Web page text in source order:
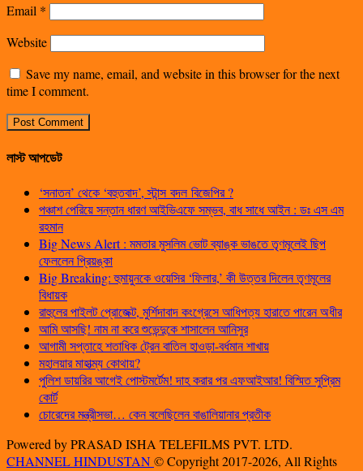
Email *
Website
Save my name, email, and website in this browser for the next
time I comment.
লাস্ট আপডেট
‘সনাতন’ থেকে ‘বহুতবাদ’, স্টান্স বদল বিজেপির ?
পঞ্চাশ পেরিয়ে সন্তান ধারণ আইভিএফে সম্ভব, বাধ সাধে আইন : ডঃ এস এম
রহমান
Big News Alert : মমতার মুসলিম ভোট ব্যাঙ্ক ভাঙতে তৃণমূলেই ছিপ
ফেললেন প্রিয়ঙ্কা
Big Breaking: হুমায়ুনকে ওয়েসির ‘ফিলার,’ কী উত্তর দিলেন তৃণমূলের
বিধায়ক
রাহুলের পাইলট প্রোজেক্ট, মুর্শিদাবাদ কংগ্রেসে আধিপত্য হারাতে পারেন অধীর
আমি আসছি! নাম না করে শুভেন্দুকে শাসালেন আনিসুর
আগামী সপ্তাহে শতাধিক ট্রেন বাতিল হাওড়া-বর্ধমান শাখায়
মহালয়ার মাহাত্ম্য কোথায়?
পুলিশ ডায়রির আগেই পোস্টমর্টেম! দাহ করার পর এফআইআর! বিস্মিত সুপ্রিম
কোর্ট
চোরেদের মন্ত্রীসভা… কেন বলেছিলেন বাঙালিয়ানার প্রতীক
Powered by PRASAD ISHA TELEFILMS PVT. LTD.
CHANNEL HINDUSTAN© Copyright 2017-2026, All Rights